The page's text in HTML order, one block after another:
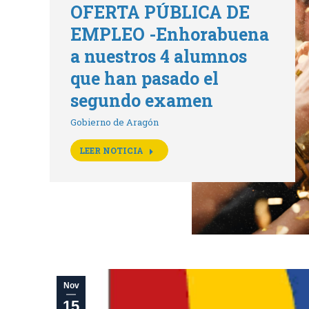
OFERTA PÚBLICA DE
EMPLEO -Enhorabuena
a nuestros 4 alumnos
que han pasado el
segundo examen
Gobierno de Aragón
LEER NOTICIA
Nov